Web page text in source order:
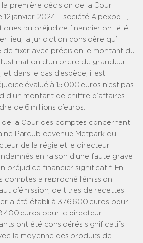
la première décision de la Cour
12 janvier 2024 – société Alpexpo –,
du préjudice financier ont été
lieu, la juridiction considère qu’il
de fixer avec précision le montant du
d’un ordre de grandeur
et dans le cas d’espèce, il est
évalué à 15 000 euros n’est pas
d’un montant de chiffre d’affaires
de 6 millions d’euros.
de la Cour des comptes concernant
Parcub devenue Metpark du
de la régie et le directeur
en raison d’une faute grave
préjudice financier significatif. En
comptes a reproché l’émission
d’émission, de titres de recettes.
a été établi à 376 600 euros pour
400 euros pour le directeur
ont été considérés significatifs
la moyenne des produits de